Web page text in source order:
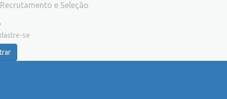
Recrutamento e Seleção
se